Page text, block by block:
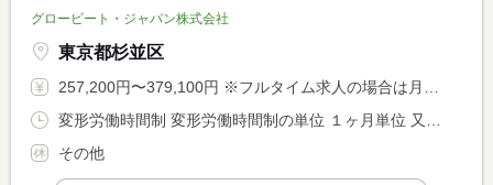
グロービート・ジャパン株式会社
東京都杉並区
257,200円〜379,100円 ※フルタイム求人の場合は月額（換算額）、パート求人の場合は時間額を表示しています。
その他